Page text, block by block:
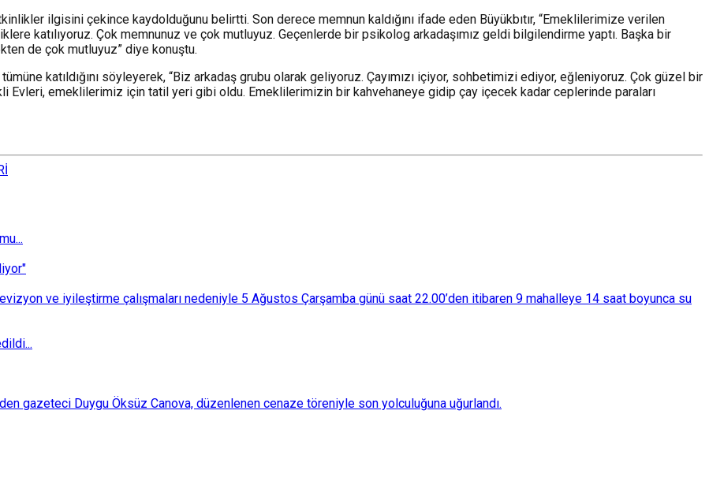
ilgisini çekince kaydolduğunu belirtti. Son derece memnun kaldığını ifade eden Büyükbıtır, “Emeklilerimize verilen
katılıyoruz. Çok memnunuz ve çok mutluyuz. Geçenlerde bir psikolog arkadaşımız geldi bilgilendirme yaptı. Başka bir
de çok mutluyuz” diye konuştu.
katıldığını söyleyerek, “Biz arkadaş grubu olarak geliyoruz. Çayımızı içiyor, sohbetimizi ediyor, eğleniyoruz. Çok güzel bir
Evleri, emeklilerimiz için tatil yeri gibi oldu. Emeklilerimizin bir kahvehaneye gidip çay içecek kadar ceplerinde paraları
ve iyileştirme çalışmaları nedeniyle 5 Ağustos Çarşamba günü saat 22.00’den itibaren 9 mahalleye 14 saat boyunca su
gazeteci Duygu Öksüz Canova, düzenlenen cenaze töreniyle son yolculuğuna uğurlandı.